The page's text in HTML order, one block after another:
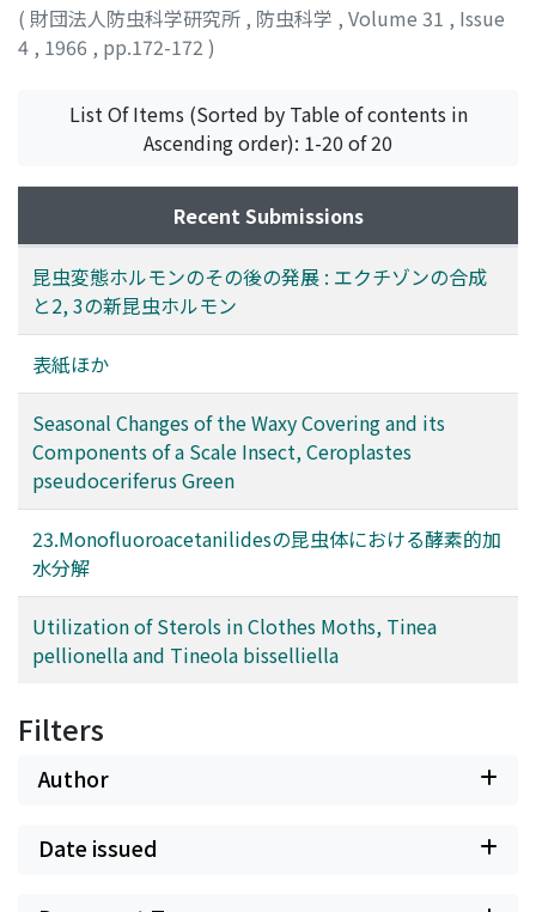
( 財団法人防虫科学研究所 , 防虫科学 , Volume 31 , Issue
4 , 1966 , pp.172-172 )
List Of Items (Sorted by Table of contents in
Ascending order): 1-20 of 20
Recent Submissions
昆虫変態ホルモンのその後の発展 : エクチゾンの合成
と2, 3の新昆虫ホルモン
表紙ほか
Seasonal Changes of the Waxy Covering and its
Components of a Scale Insect, Ceroplastes
pseudoceriferus Green
23.Monofluoroacetanilidesの昆虫体における酵素的加
水分解
Utilization of Sterols in Clothes Moths, Tinea
pellionella and Tineola bisselliella
Filters
Author
Date issued